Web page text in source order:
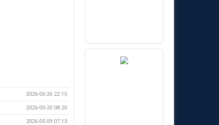
2026-05-26 22:15
2026-05-20 08:20
2026-05-09 07:13